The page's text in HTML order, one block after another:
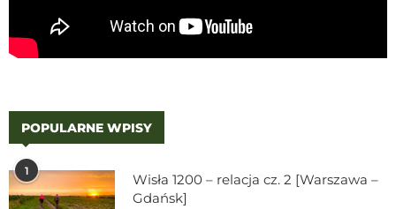
POPULARNE WPISY
1
Wisła 1200 – relacja cz. 2 [Warszawa –
Gdańsk]